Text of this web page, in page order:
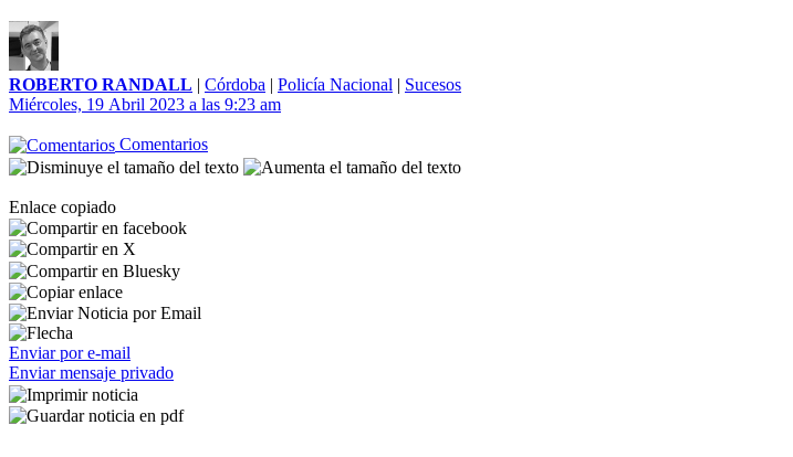
ROBERTO RANDALL | Córdoba | Policía Nacional | Sucesos
Miércoles, 19 Abril 2023 a las 9:23 am
Comentarios
Enlace copiado
Enviar por e-mail
Enviar mensaje privado